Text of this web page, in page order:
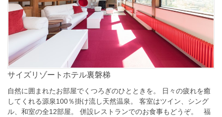
サイズリゾートホテル裏磐梯
自然に囲まれたお部屋でくつろぎのひとときを。 日々の疲れを癒
してくれる源泉100％掛け流し天然温泉。 客室はツイン、シング
ル、和室の全12部屋。 併設レストランでのお食事もどうぞ。 福